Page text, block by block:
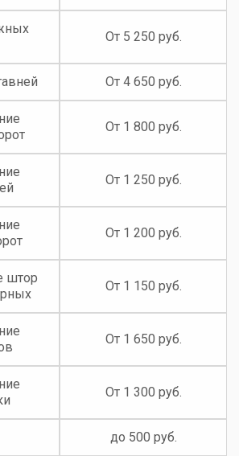
От 5 250 руб.
От 4 650 руб.
От 1 800 руб.
От 1 250 руб.
От 1 200 руб.
штор
От 1 150 руб.
От 1 650 руб.
От 1 300 руб.
до 500 руб.